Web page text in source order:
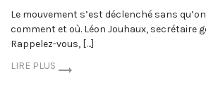
Le mouvement s’est déclenché sans
comment et où. Léon Jouhaux, secrétaire
Rappelez-vous, […]
LIRE PLUS